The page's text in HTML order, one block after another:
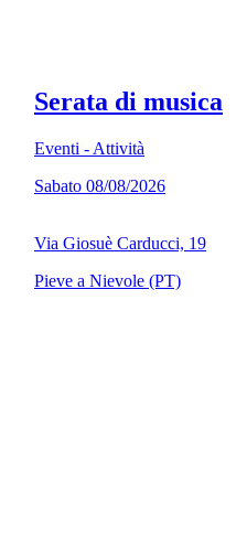
Serata di musica
Eventi - Attività
Sabato 08/08/2026
Via Giosuè Carducci, 19
Pieve a Nievole (PT)